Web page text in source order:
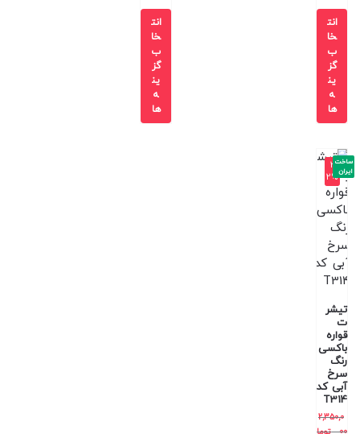
انت
خا
ب
گز
ین
ه
ها
انت
خا
ب
گز
ین
ه
ها
-3
2%
تیشر
ت
قواره
باکسی
رنگ
سرخ
آبی کد
T314
2,350,0
ساخت
ایران